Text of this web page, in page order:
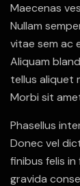
Maecenas
Nullam
vitae sem ac
Aliquam
tellus aliquet
Morbi sit
Phasellus
Donec vel
finibus felis
gravida